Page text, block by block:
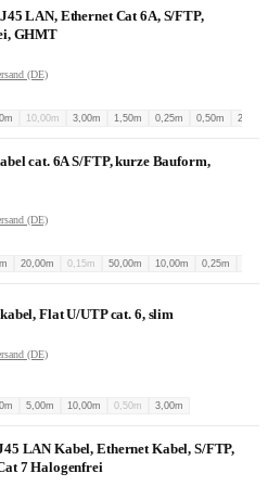
LAN, Ethernet Cat 6A, S/FTP,
GHMT
(DE)
10,00m 3,00m 1,50m 0,25m 0,50m
cat. 6A S/FTP, kurze Bauform,
(DE)
20,00m 0,15m 50,00m 10,00m 0,25m
Flat U/UTP cat. 6, slim
(DE)
5,00m 10,00m 0,50m 3,00m
LAN Kabel, Ethernet Kabel, S/FTP,
7 Halogenfrei